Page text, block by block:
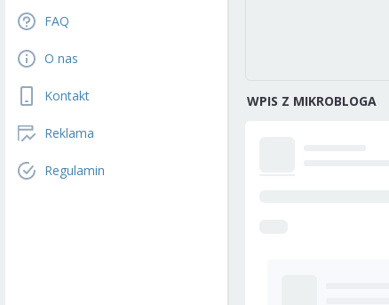
FAQ
O nas
Kontakt
Reklama
Regulamin
WPIS Z MIKROBLOGA